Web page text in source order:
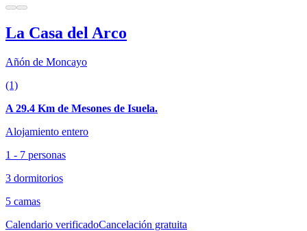
La Casa del Arco
Añón de Moncayo
(1)
A 29.4 Km de Mesones de Isuela.
Alojamiento entero
1 - 7 personas
3 dormitorios
5 camas
Calendario verificadoCancelación gratuita